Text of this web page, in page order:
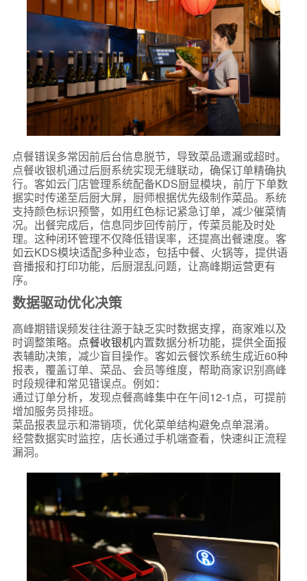
点餐错误多常因前后台信息脱节，导致菜品遗漏或超时。
点餐收银机通过后厨系统实现无缝联动，确保订单精确执
行。客如云门店管理系统配备KDS厨显模块，前厅下单数
据实时传递至后厨大屏，厨师根据优先级制作菜品。系统
支持颜色标识预警，如用红色标记紧急订单，减少催菜情
况。出餐完成后，信息同步回传前厅，传菜员能及时处
理。这种闭环管理不仅降低错误率，还提高出餐速度。客
如云KDS模块适配多种业态，包括中餐、火锅等，提供语
音播报和打印功能，后厨混乱问题，让高峰期运营更有
序。
数据驱动优化决策
高峰期错误频发往往源于缺乏实时数据支撑，商家难以及
时调整策略。 点餐收银机内置数据分析功能，提供全面报
表辅助决策，减少盲目操作。客如云餐饮系统生成近60种
报表，覆盖订单、菜品、会员等维度，帮助商家识别高峰
时段规律和常见错误点。例如：
通过订单分析，发现点餐高峰集中在午间12-1点，可提前
增加服务员排班。
菜品报表显示和滞销项，优化菜单结构避免点单混淆。
经营数据实时监控，店长通过手机端查看，快速纠正流程
漏洞。